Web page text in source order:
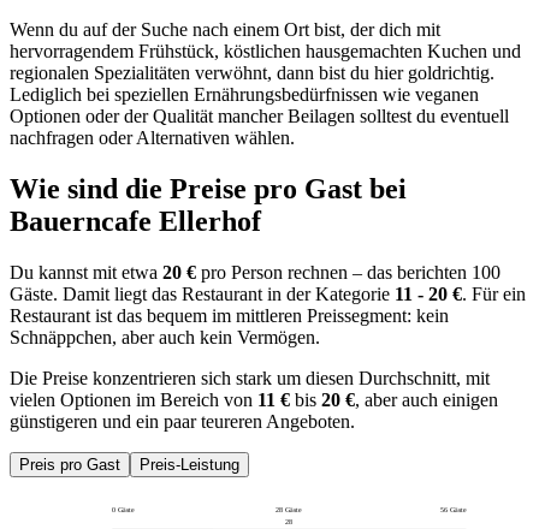
Wenn du auf der Suche nach einem Ort bist, der dich mit
hervorragendem Frühstück, köstlichen hausgemachten Kuchen und
regionalen Spezialitäten verwöhnt, dann bist du hier goldrichtig.
Lediglich bei speziellen Ernährungsbedürfnissen wie veganen
Optionen oder der Qualität mancher Beilagen solltest du eventuell
nachfragen oder Alternativen wählen.
Wie sind die Preise pro Gast bei
Bauerncafe Ellerhof
Du kannst mit etwa 20 € pro Person rechnen – das berichten 100
Gäste. Damit liegt das Restaurant in der Kategorie 11 - 20 €. Für ein
Restaurant ist das bequem im mittleren Preissegment: kein
Schnäppchen, aber auch kein Vermögen.
Die Preise konzentrieren sich stark um diesen Durchschnitt, mit
vielen Optionen im Bereich von 11 € bis 20 €, aber auch einigen
günstigeren und ein paar teureren Angeboten.
Preis pro Gast Preis-Leistung
0 Gäste 28 Gäste
56 Gäste
28